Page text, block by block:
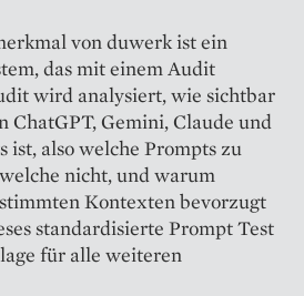
von duwerk ist ein
das mit einem Audit
wird analysiert, wie sichtbar
ChatGPT, Gemini, Claude und
ist, also welche Prompts zu
nicht, und warum
Kontexten bevorzugt
standardisierte Prompt Test
für alle weiteren